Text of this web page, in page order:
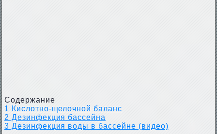
Содержание
1 Кислотно-щелочной баланс
2 Дезинфекция бассейна
3 Дезинфекция воды в бассейне (видео)